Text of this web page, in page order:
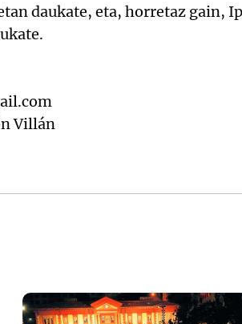
daukate, eta, horretaz gain,
Villán